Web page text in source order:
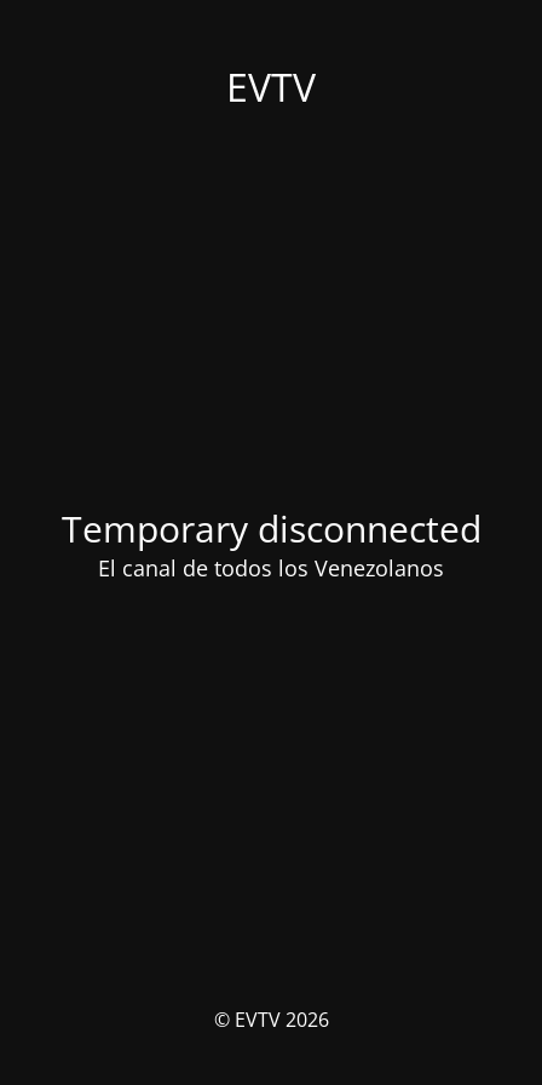
EVTV
Temporary disconnected
El canal de todos los Venezolanos
© EVTV 2026